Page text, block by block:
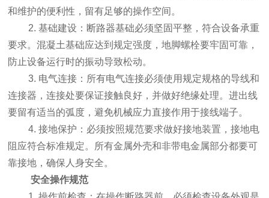
和维护的便利性，留有足够的操作空间。
2. 基础建设：断路器基础必须坚固平整，符合设备承重
要求。混凝土基础应达到规定强度，地脚螺栓要牢固可靠，
防止设备运行时的振动导致松动。
3. 电气连接：所有电气连接必须使用规定规格的导线和
连接器，连接处要保证接触良好，并做好绝缘处理。进出线
要留有适当的弧度，避免机械应力直接作用于接线端子。
4. 接地保护：必须按照规范要求做好接地装置，接地电
阻应符合标准规定。所有金属外壳和非带电金属部分都要可
靠接地，确保人身安全。
安全操作规范